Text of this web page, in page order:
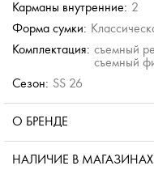
Карманы внутренние: 2
Форма сумки:
Комплектация: съемный
съемный
Сезон: SS 26
О БРЕНДЕ
НАЛИЧИЕ В МАГАЗИНАХ